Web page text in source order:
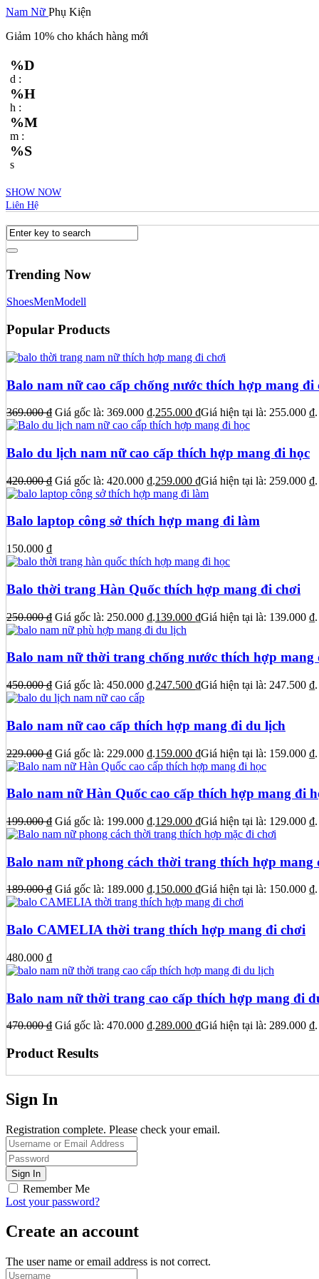
Nam Nữ Phụ Kiện
Giảm 10% cho khách hàng mới
%D
d :
%H
h :
%M
m :
%S
s
SHOW NOW
Liên Hệ
Trending Now
ShoesMenModell
Popular Products
Balo nam nữ cao cấp chống nước thích hợp mang đi
369.000₫ Giá gốc là: 369.000 ₫.255.000 ₫Giá hiện tại là: 255.000 ₫.
Balo du lịch nam nữ cao cấp thích hợp mang đi học
420.000₫ Giá gốc là: 420.000 ₫.259.000 ₫Giá hiện tại là: 259.000 ₫.
Balo laptop công sở thích hợp mang đi làm
150.000 ₫
Balo thời trang Hàn Quốc thích hợp mang đi chơi
250.000₫ Giá gốc là: 250.000 ₫.139.000 ₫Giá hiện tại là: 139.000 ₫.
Balo nam nữ thời trang chống nước thích hợp mang
450.000₫ Giá gốc là: 450.000 ₫.247.500 ₫Giá hiện tại là: 247.500 ₫.
Balo nam nữ cao cấp thích hợp mang đi du lịch
229.000₫ Giá gốc là: 229.000 ₫.159.000 ₫Giá hiện tại là: 159.000 ₫.
Balo nam nữ Hàn Quốc cao cấp thích hợp mang đi
199.000₫ Giá gốc là: 199.000 ₫.129.000 ₫Giá hiện tại là: 129.000 ₫.
Balo nam nữ phong cách thời trang thích hợp mang
189.000₫ Giá gốc là: 189.000 ₫.150.000 ₫Giá hiện tại là: 150.000 ₫.
Balo CAMELIA thời trang thích hợp mang đi chơi
480.000 ₫
Balo nam nữ thời trang cao cấp thích hợp mang đi
470.000₫ Giá gốc là: 470.000 ₫.289.000 ₫Giá hiện tại là: 289.000 ₫.
Product Results
Sign In
Registration complete. Please check your email.
Remember Me
Lost your password?
Create an account
The user name or email address is not correct.